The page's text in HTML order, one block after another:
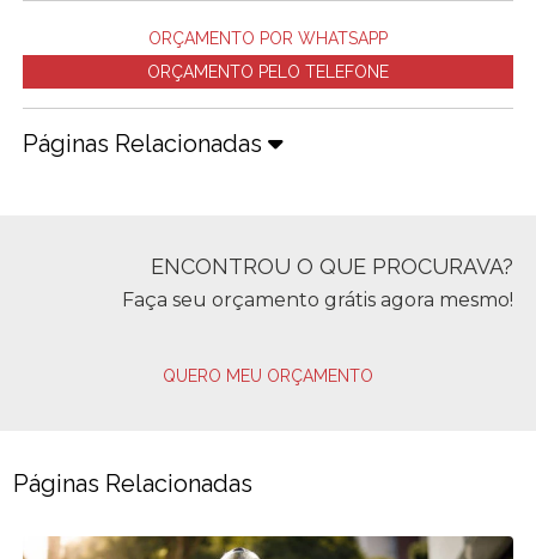
ORÇAMENTO POR WHATSAPP
ORÇAMENTO PELO TELEFONE
Páginas Relacionadas
ENCONTROU O QUE PROCURAVA?
Faça seu orçamento grátis agora mesmo!
QUERO MEU ORÇAMENTO
Páginas Relacionadas